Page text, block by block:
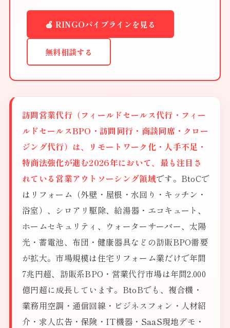
🍎 RINGOパイプラインを見る
無料相談する
訪問営業代行（フィールドセールス代行・フィー
ルドセールスBPO・訪問同行・商談同席・クロー
ジング代行）は、リモートワーク化・人手不足・
特商法強化が進む2026年において、最も注目さ
れている営業アウトソーシング領域です。BtoCで
はリフォーム（外壁・屋根・水回り・キッチン・
浴室）、シロアリ駆除、給湯器・エコキュート、
ホームセキュリティ、ウォーターサーバー、太陽
光・蓄電池、布団・健康器具などの訪販BPO需要
が拡大。市場規模は住宅リフォーム業だけで年間
7兆円超、訪販系BPO・営業代行市場は年間2,000
億円超に成長しています。BtoBでも、複合機・
業務用空調・通信回線・ビジネスフォン・人材紹
介・求人広告・保険・IT機器・SaaS現地デモ・